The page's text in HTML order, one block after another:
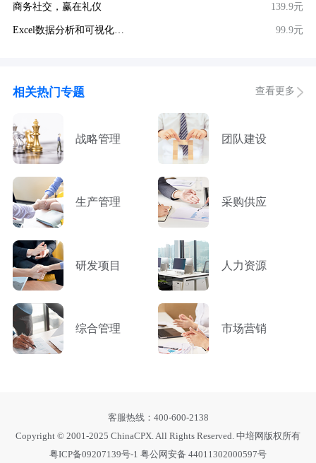
商务社交，赢在礼仪 139.9元
Excel数据分析和可视化… 99.9元
相关热门专题 查看更多
战略管理 团队建设
生产管理 采购供应
研发项目 人力资源
综合管理 市场营销
客服热线：400-600-2138
Copyright © 2001-2025 ChinaCPX. All Rights Reserved. 中培网版权所有
粤ICP备09207139号-1 粤公网安备 44011302000597号